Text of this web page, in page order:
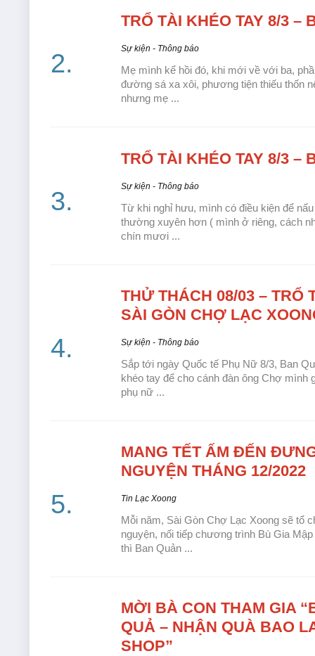
TRỔ TÀI KHÉO TAY 8/3 –
Sự kiện - Thông báo
Mẹ mình kể hồi đó, khi mới về với ba,
đường sá xa xôi, phương tiện thiếu thốn
nhưng mẹ ...
TRỔ TÀI KHÉO TAY 8/3 –
Sự kiện - Thông báo
Từ khi nghỉ hưu, mình có điều kiện để
thường xuyên hơn ( mình ở riêng, cách
chín mươi ...
THỬ THÁCH 08/03 – TRỔ
SÀI GÒN CHỢ LẠC
Sự kiện - Thông báo
Sắp tới ngày Quốc tế Phụ Nữ 8/3, Ban
khéo tay để cho cánh đàn ông Chợ
phụ nữ ...
MANG TẾTẤM ĐẾN
NGUYỆN THÁNG 12/2022
Tin Lạc Xoong
Mỗi năm, Sài Gòn Chợ Lạc Xoong sẽ tổ
nguyện, nối tiếp chương trình Bù Gia
thì Ban Quản ...
MỜI BÀ CON THAM GIA
QUẢ – NHẬN QUÀ BAO
SHOP”